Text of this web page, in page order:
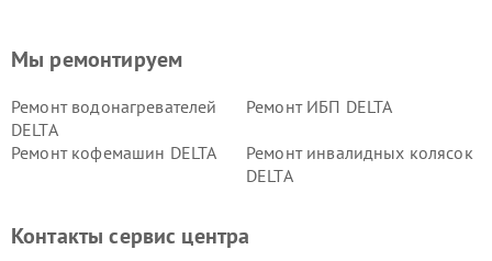
Мы ремонтируем
Ремонт водонагревателей
DELTA
Ремонт ИБП DELTA
Ремонт кофемашин DELTA
Ремонт инвалидных колясок
DELTA
Контакты сервис центра